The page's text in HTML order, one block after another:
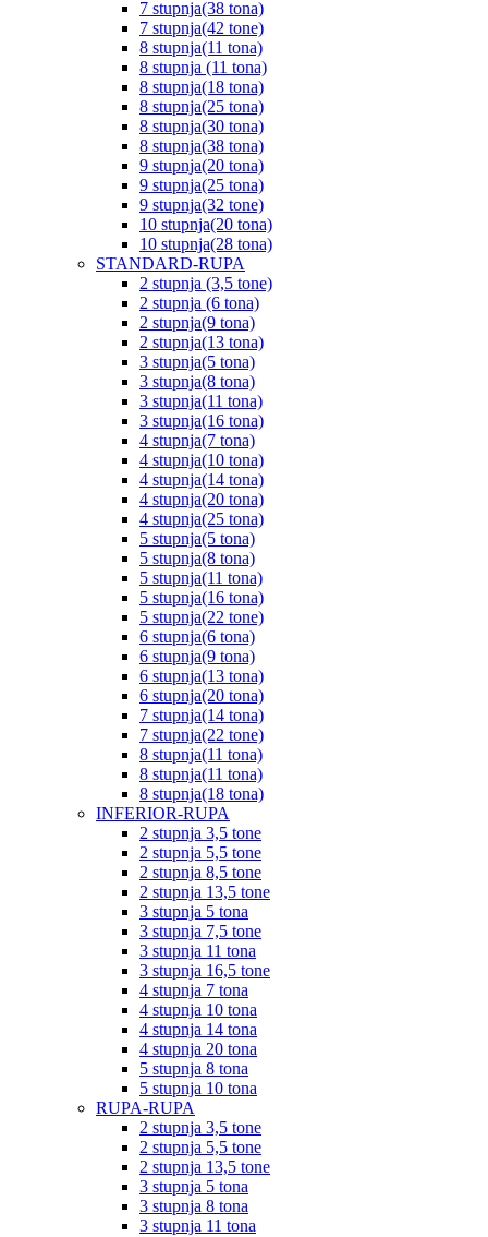
7 stupnja(38 tona)
7 stupnja(42 tone)
8 stupnja(11 tona)
8 stupnja (11 tona)
8 stupnja(18 tona)
8 stupnja(25 tona)
8 stupnja(30 tona)
8 stupnja(38 tona)
9 stupnja(20 tona)
9 stupnja(25 tona)
9 stupnja(32 tone)
10 stupnja(20 tona)
10 stupnja(28 tona)
STANDARD-RUPA
2 stupnja (3,5 tone)
2 stupnja (6 tona)
2 stupnja(9 tona)
2 stupnja(13 tona)
3 stupnja(5 tona)
3 stupnja(8 tona)
3 stupnja(11 tona)
3 stupnja(16 tona)
4 stupnja(7 tona)
4 stupnja(10 tona)
4 stupnja(14 tona)
4 stupnja(20 tona)
4 stupnja(25 tona)
5 stupnja(5 tona)
5 stupnja(8 tona)
5 stupnja(11 tona)
5 stupnja(16 tona)
5 stupnja(22 tone)
6 stupnja(6 tona)
6 stupnja(9 tona)
6 stupnja(13 tona)
6 stupnja(20 tona)
7 stupnja(14 tona)
7 stupnja(22 tone)
8 stupnja(11 tona)
8 stupnja(11 tona)
8 stupnja(18 tona)
INFERIOR-RUPA
2 stupnja 3,5 tone
2 stupnja 5,5 tone
2 stupnja 8,5 tone
2 stupnja 13,5 tone
3 stupnja 5 tona
3 stupnja 7,5 tone
3 stupnja 11 tona
3 stupnja 16,5 tone
4 stupnja 7 tona
4 stupnja 10 tona
4 stupnja 14 tona
4 stupnja 20 tona
5 stupnja 8 tona
5 stupnja 10 tona
RUPA-RUPA
2 stupnja 3,5 tone
2 stupnja 5,5 tone
2 stupnja 13,5 tone
3 stupnja 5 tona
3 stupnja 8 tona
3 stupnja 11 tona